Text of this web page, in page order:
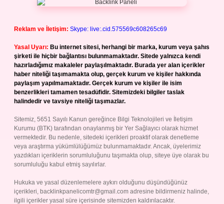
Reklam ve İletişim: Skype: live:.cid.575569c608265c69
Yasal Uyarı: Bu internet sitesi, herhangi bir marka, kurum veya şahıs
şirketi ile hiçbir bağlantısı bulunmamaktadır. Sitede yalnızca kendi
hazırladığımız makaleler paylaşılmaktadır. Burada yer alan içerikler
haber niteliği taşımamakta olup, gerçek kurum ve kişiler hakkında
paylaşım yapılmamaktadır. Gerçek kurum ve kişiler ile isim
benzerlikleri tamamen tesadüfidir. Sitemizdeki bilgiler taslak
halindedir ve tavsiye niteliği taşımazlar.
Sitemiz, 5651 Sayılı Kanun gereğince Bilgi Teknolojileri ve İletişim
Kurumu (BTK) tarafından onaylanmış bir Yer Sağlayıcı olarak hizmet
vermektedir. Bu nedenle, sitedeki içerikleri proaktif olarak denetleme
veya araştırma yükümlülüğümüz bulunmamaktadır. Ancak, üyelerimiz
yazdıkları içeriklerin sorumluluğunu taşımakta olup, siteye üye olarak bu
sorumluluğu kabul etmiş sayılırlar.
Hukuka ve yasal düzenlemelere aykırı olduğunu düşündüğünüz
içerikleri, backlinkpanelicomtr@gmail.com adresine bildirmeniz halinde,
ilgili içerikler yasal süre içerisinde sitemizden kaldırılacaktır.